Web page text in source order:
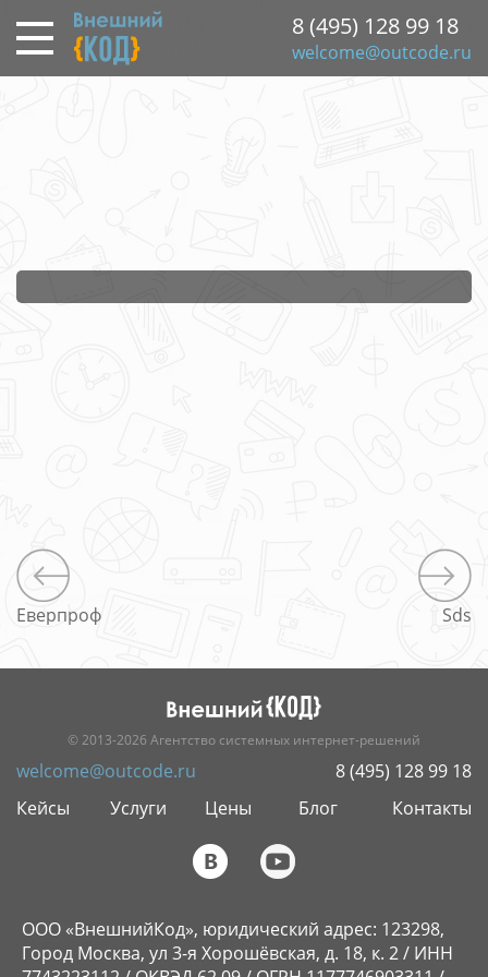
основному
содержанию
8 (495) 128 99 18
welcome@outcode.ru
Еверпроф Sds
© 2013-2026 Агентство системных интернет-решений
welcome@outcode.ru
8 (495) 128 99 18
Кейсы
Услуги Цены Блог Контакты
ООО «ВнешнийКод», юридический адрес: 123298,
Город Москва, ул 3-я Хорошёвская, д. 18, к. 2 / ИНН